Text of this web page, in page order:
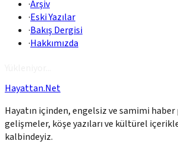
·Arşiv
·Eski Yazılar
·Bakış Dergisi
·Hakkımızda
Hayattan.Net
Hayatın içinden, engelsiz ve samimi
gelişmeler, köşe yazıları ve kültürel
kalbindeyiz.